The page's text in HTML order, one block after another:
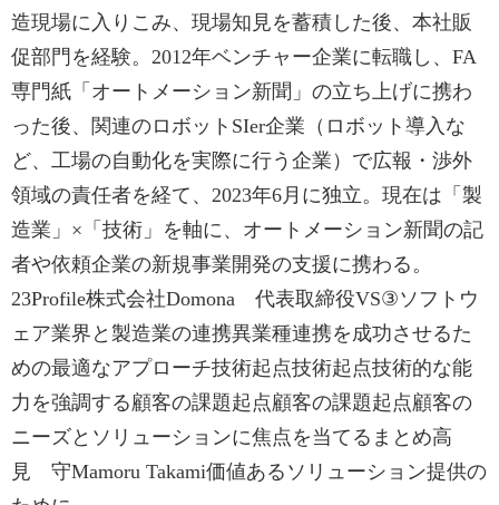
造現場に入りこみ、現場知見を蓄積した後、本社販
促部門を経験。2012年ベンチャー企業に転職し、FA
専門紙「オートメーション新聞」の立ち上げに携わ
った後、関連のロボットSIer企業（ロボット導入な
ど、工場の自動化を実際に行う企業）で広報・渉外
領域の責任者を経て、2023年6月に独立。現在は「製
造業」×「技術」を軸に、オートメーション新聞の記
者や依頼企業の新規事業開発の支援に携わる。
23Profile株式会社Domona 代表取締役VS③ソフトウ
ェア業界と製造業の連携異業種連携を成功させるた
めの最適なアプローチ技術起点技術起点技術的な能
力を強調する顧客の課題起点顧客の課題起点顧客の
ニーズとソリューションに焦点を当てるまとめ高
見 守Mamoru Takami価値あるソリューション提供の